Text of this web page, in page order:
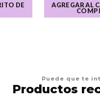
DE AGREGAR AL
Puede que te
Productos